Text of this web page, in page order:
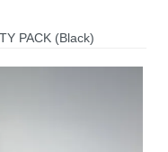
PACK (Black)